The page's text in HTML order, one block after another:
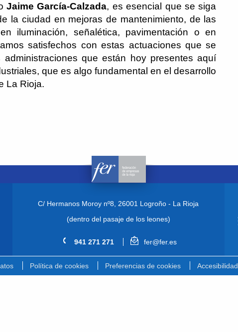
Jaime García-Calzada, es esencial que se siga
la ciudad en mejoras de mantenimiento, de las
iluminación, señalética, pavimentación o en
satisfechos con estas actuaciones que se
que están hoy presentes aquí
que es algo fundamental en el desarrollo
La Rioja.
C/ Hermanos Moroy nº8, 26001 Logroño - La Rioja
(dentro del pasaje de los leones)
941 271 271 fer@fer.es
Política de cookies Preferencias de cookies Accesibilidad